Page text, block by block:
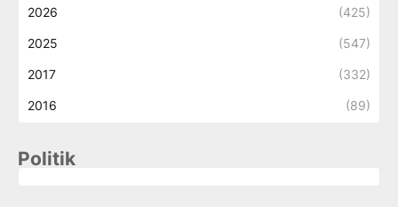
2026 (425)
2025 (547)
2017 (332)
2016 (89)
Politik